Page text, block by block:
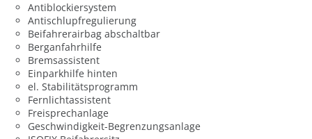
Antiblockiersystem
Antischlupfregulierung
Beifahrerairbag abschaltbar
Berganfahrhilfe
Bremsassistent
Einparkhilfe hinten
el. Stabilitätsprogramm
Fernlichtassistent
Freisprechanlage
Geschwindigkeit-Begrenzungsanlage